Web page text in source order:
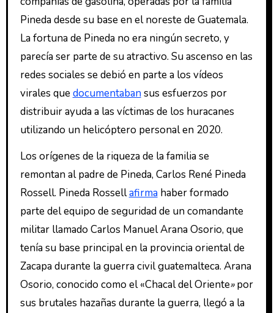
Pineda desde su base en el noreste de Guatemala.
La fortuna de Pineda no era ningún secreto, y
parecía ser parte de su atractivo. Su ascenso en las
redes sociales se debió en parte a los vídeos
virales quedocumentabansus esfuerzos por
distribuir ayuda a las víctimas de los huracanes
utilizando un helicóptero personal en 2020.
Los orígenes de la riqueza de la familia se
remontan al padre de Pineda, Carlos René Pineda
Rossell. Pineda Rossellafirmahaber formado
parte del equipo de seguridad de un comandante
militar llamado Carlos Manuel Arana Osorio, que
tenía su base principal en la provincia oriental de
Zacapa durante la guerra civil guatemalteca. Arana
Osorio, conocido como el «Chacal del Oriente»por
sus brutales hazañas durante la guerra, llegó a la